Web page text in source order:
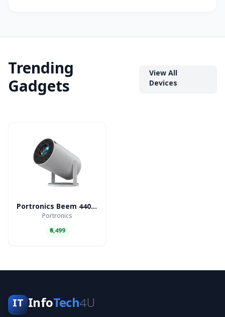
Trending
Gadgets
View All
Devices
Portronics Beem 440 Smart LED Projector
Portronics
₹6,499
IT InfoTech4U